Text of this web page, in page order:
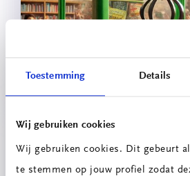
Toestemming Details
Wij gebruiken cookies
Wij gebruiken cookies. Dit gebeurt
te stemmen op jouw profiel zodat